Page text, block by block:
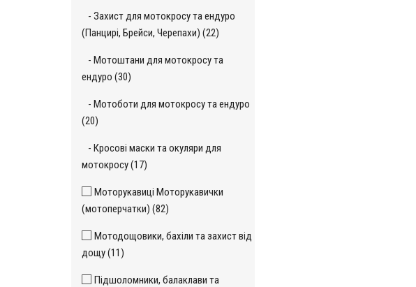
- Захист для мотокросу та ендуро
(Панцирі, Брейси, Черепахи) (22)
- Мотоштани для мотокросу та
ендуро (30)
- Мотоботи для мотокросу та ендуро
(20)
- Кросові маски та окуляри для
мотокросу (17)
Моторукавиці Моторукавички
(мотоперчатки) (82)
Мотодощовики, бахіли та захист від
дощу (11)
Підшоломники, балаклави та